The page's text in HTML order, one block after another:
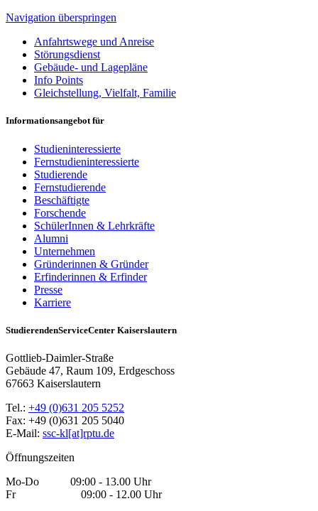
Navigation überspringen
Anfahrtswege und Anreise
Störungsdienst
Gebäude- und Lagepläne
Info Points
Gleichstellung, Vielfalt, Familie
Informationsangebot für
Studieninteressierte
Fernstudieninteressierte
Studierende
Fernstudierende
Beschäftigte
Forschende
SchülerInnen & Lehrkräfte
Alumni
Unternehmen
Gründerinnen & Gründer
Erfinderinnen & Erfinder
Presse
Karriere
StudierendenServiceCenter Kaiserslautern
Gottlieb-Daimler-Straße
Gebäude 47, Raum 109, Erdgeschoss
67663 Kaiserslautern
Tel.: +49 (0)631 205 5252
Fax: +49 (0)631 205 5040
E-Mail: ssc-kl[at]rptu.de
Öffnungszeiten
Mo-Do 09:00 - 13.00 Uhr
Fr 09:00 - 12.00 Uhr